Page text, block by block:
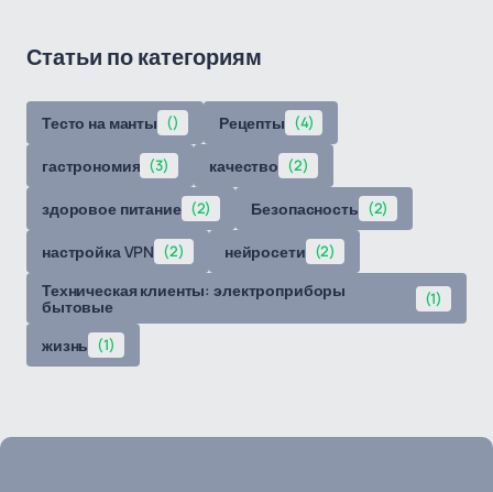
Статьи по категориям
Тесто на манты () Рецепты (4)
гастрономия (3) качество (2)
здоровое питание (2) Безопасность (2)
настройка VPN (2) нейросети (2)
Техническая клиенты: электроприборы
бытовые (1)
жизнь (1)